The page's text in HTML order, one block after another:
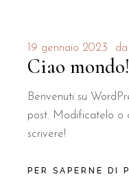
19 gennaio 2023 da
Ciao mondo!
Benvenuti su
post. Modificatelo o
scrivere!
PER SAPERNE DI